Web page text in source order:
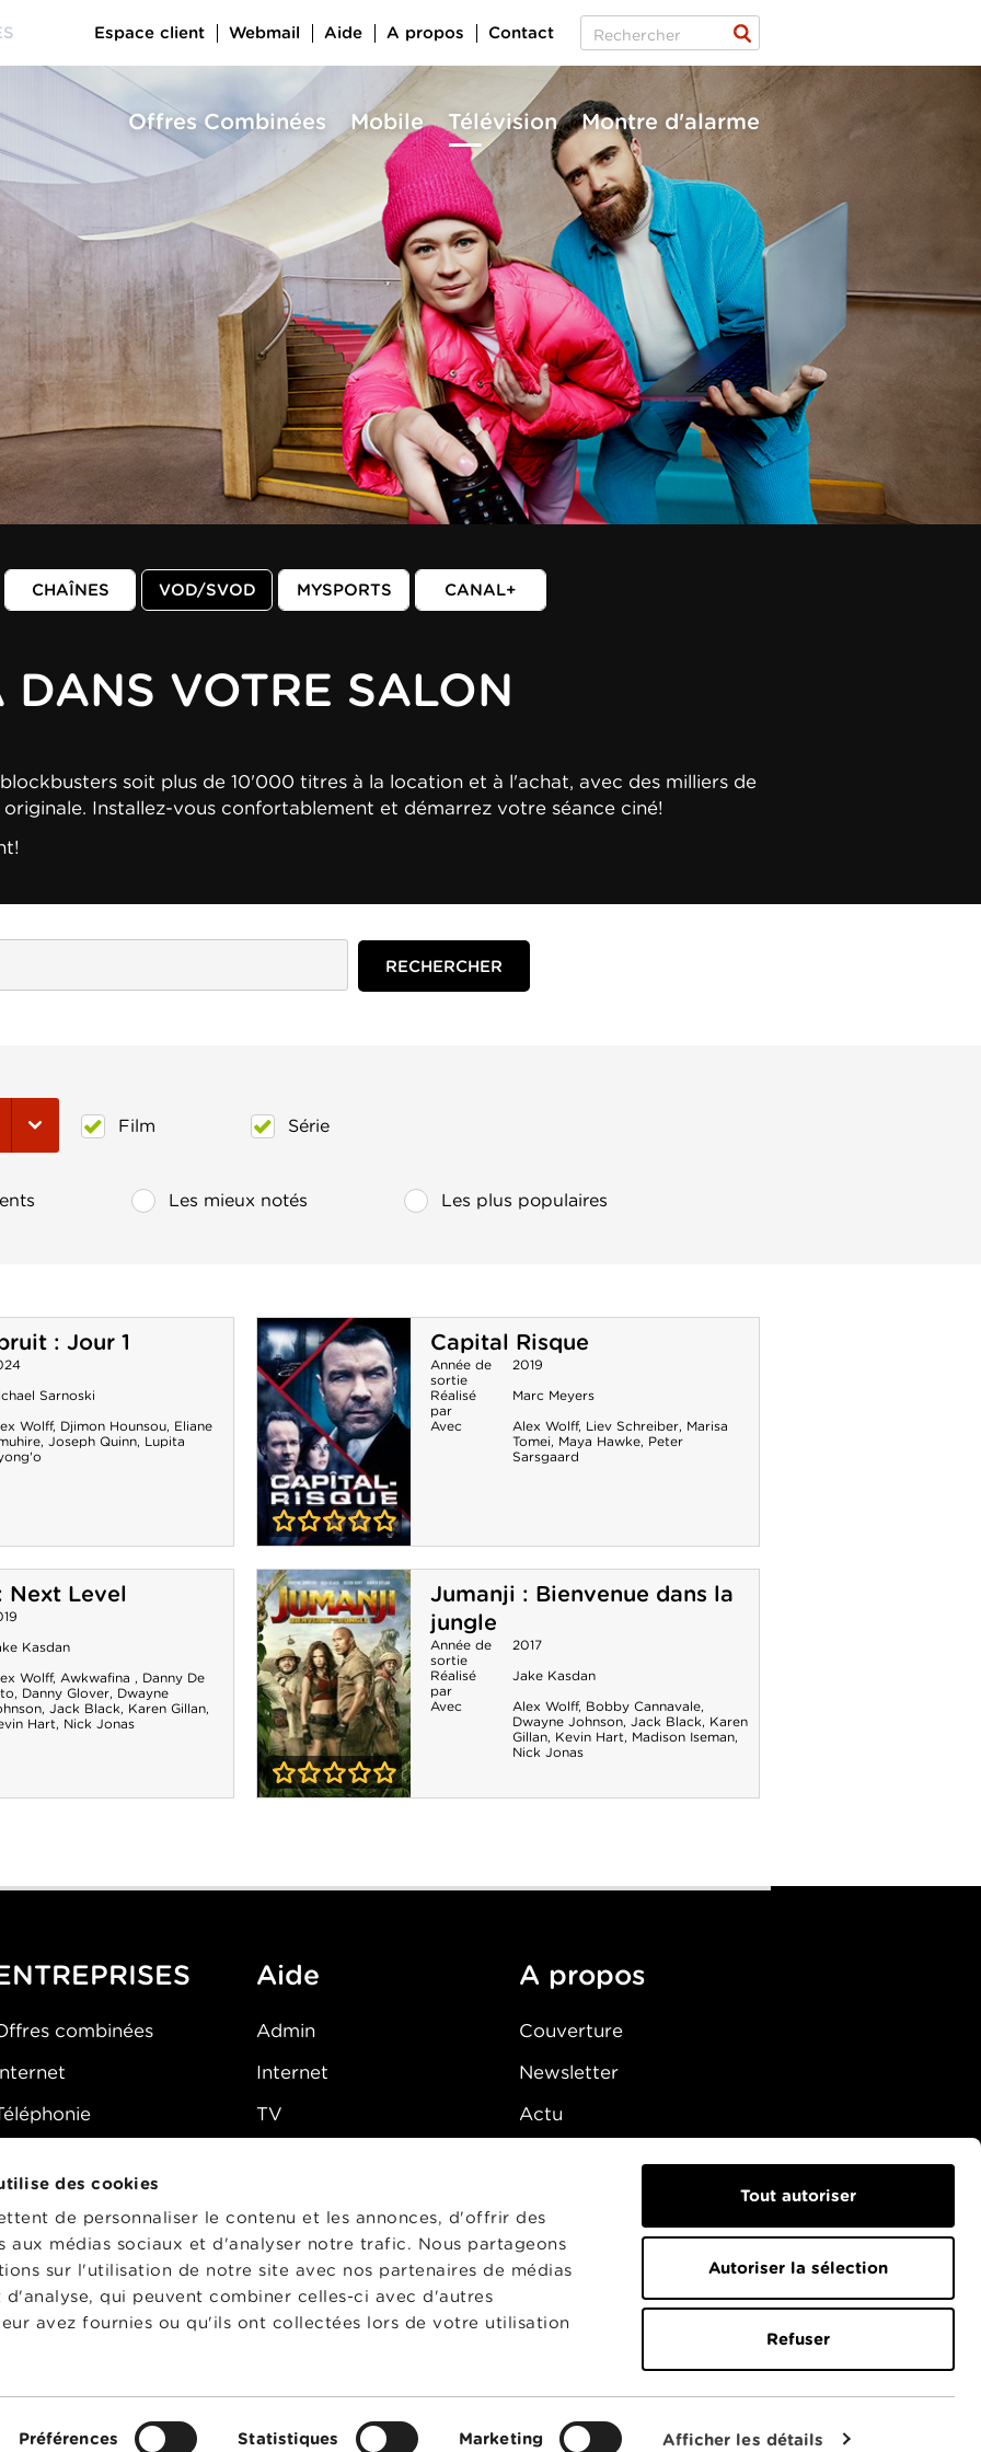
des cookies
de personnaliser le contenu et les annonces, d'offrir des
aux médias sociaux et d'analyser notre trafic. Nous partageons
sur l'utilisation de notre site avec nos partenaires de médias
qui peuvent combiner celles-ci avec d'autres
avez fournies ou qu'ils ont collectées lors de votre utilisation
Préférences Statistiques Marketing Afficher les détails
Tout autoriser
Autoriser la sélection
Refuser
CHAÎNES VOD/SVOD MYSPORTS CANAL+
DANS VOTRE SALON
soit plus de 10'000 titres à la location et à l'achat, avec des milliers de
Installez-vous confortablement et démarrez votre séance ciné!
Film Série
Les mieux notés Les plus populaires
: Jour 1
Sarnoski
Wolff, Djimon Hounsou, Eliane
, Joseph Quinn, Lupita
Capital Risque
Capital Risque
Année de
sortie
2019
Réalisé
par
Marc Meyers
Avec
Alex Wolff, Liev Schreiber, Marisa
Tomei, Maya Hawke, Peter
Sarsgaard
Next Level
Kasdan
Wolff, Awkwafina , Danny De
, Danny Glover, Dwayne
, Jack Black, Karen Gillan,
Hart, Nick Jonas
Jumanji : Bienvenue dans la
jungle
la jungle
Année de
sortie
2017
Réalisé
par
Jake Kasdan
Avec
Alex Wolff, Bobby Cannavale,
Dwayne Johnson, Jack Black, Karen
Gillan, Kevin Hart, Madison Iseman,
Nick Jonas
Offres Combinées Mobile Télévision Montre d'alarme
Espace client Webmail Aide A propos Contact
combinées
Aide
Admin
Internet
TV
Fibre
Sécurité
État du réseau
A propos
Couverture
Newsletter
Actu